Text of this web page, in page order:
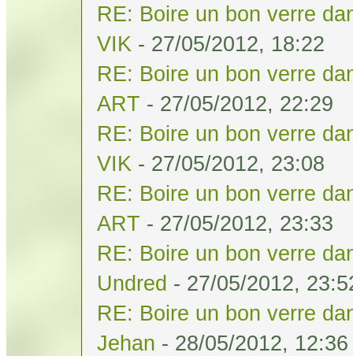
RE: Boire un bon verre
VIK - 27/05/2012, 18:22
RE: Boire un bon verre
ART - 27/05/2012, 22:29
RE: Boire un bon verre
VIK - 27/05/2012, 23:08
RE: Boire un bon verre
ART - 27/05/2012, 23:33
RE: Boire un bon verre
Undred - 27/05/2012,
RE: Boire un bon verre
Jehan - 28/05/2012, 12:36